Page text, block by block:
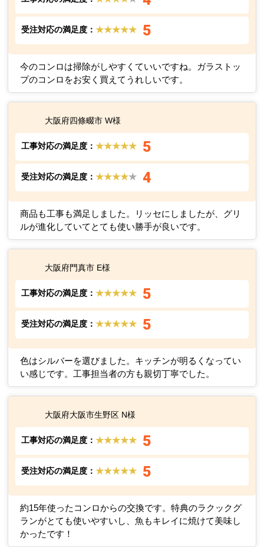
受注対応の満足度：★★★★★ 5
今のコンロは掃除がしやすくていいですね。ガラストッ
プのコンロをお安く買えてうれしいです。
大阪府四條畷市 W様
工事対応の満足度：★★★★★ 5
受注対応の満足度：★★★★★ 4
商品も工事も満足しました。リッセにしましたが、グリ
ルが進化していてとても使い勝手が良いです。
大阪府門真市 E様
工事対応の満足度：★★★★★ 5
受注対応の満足度：★★★★★ 5
色はシルバーを選びました。キッチンが明るくなってい
い感じです。工事担当者の方も親切丁寧でした。
大阪府大阪市生野区 N様
工事対応の満足度：★★★★★ 5
受注対応の満足度：★★★★★ 5
約15年使ったコンロからの交換です。特典のラクックグ
ランがとても使いやすいし、魚もキレイに焼けて美味し
かったです！